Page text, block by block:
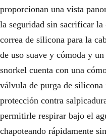
proporcionan una vista
la seguridad sin sacrificar
correa de silicona para la
de uso suave y cómoda y
snorkel cuenta con una
válvula de purga de
protección contra
permitirle respirar bajo el
chapoteando rápidamente